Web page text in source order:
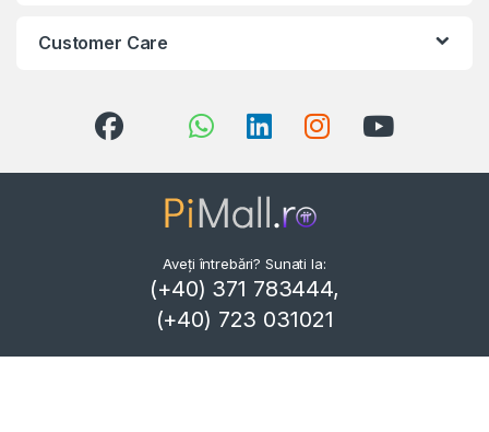
Customer Care
Aveți întrebări? Sunati la:
(+40) 371 783444,
(+40) 723 031021